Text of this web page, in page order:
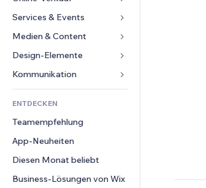
Mobil
Statistiken
Website-Einträge
E-Mail
Apps für Shops
Versand & Lieferung
Verkaufen-Buttons
Buchhaltung
Gutscheine & Treuebonus
Lagerlösungen
Services & Events
Hotels
Events
Restaurants
Immobilien
Buchungen
Medien & Content
Galerie
Musik
Podcasts
Fotografie
Video
PDF
Dateifreigabe
News
Design-Elemente
Karten & Navigation
Datenschutz & Sicherheit
Uhr
Seiten-Vorlagen
Bildeffekte
Buttons & Menüs
Banner & Abzeichen
Formulare
Umfragen
Chat
Kommentare
Telefon
ENTDECKEN
Teamempfehlung
App-Neuheiten
Diesen Monat beliebt
Business-Lösungen von Wix